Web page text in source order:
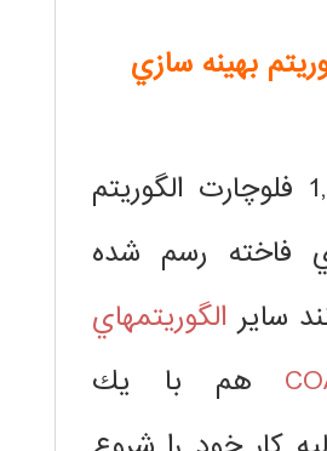
بهينه سازي
در شكل 1,2 فلوچارت الگوريتم
فاخته رسم شده
ساير الگوريتمهاي
هم با يك